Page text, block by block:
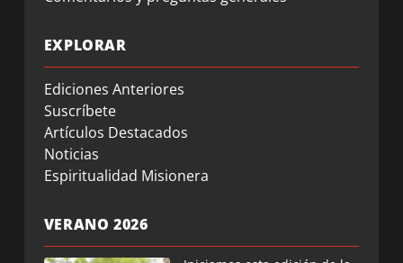
EXPLORAR
Ediciones Anteriores
Suscríbete
Artículos Destacados
Noticias
Espiritualidad Misionera
VERANO 2026